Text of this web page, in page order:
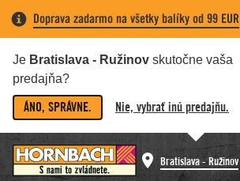
Doprava zadarmo na všetky balíky od 99 EUR
Je Bratislava - Ružinov skutočne vaša
predajňa?
ÁNO, SPRÁVNE. Nie, vybrať inú predajňu.
Bratislava - Ružinov